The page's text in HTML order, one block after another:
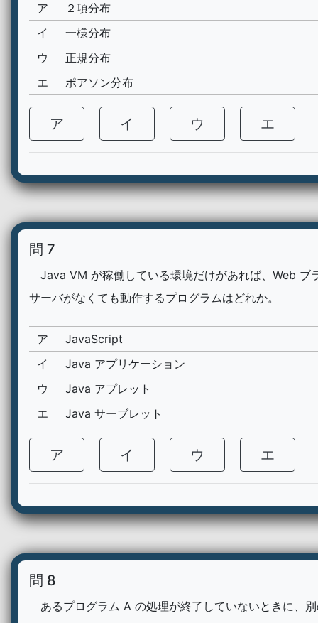
ア
２項分布
イ
一様分布
ウ
正規分布
エ
ポアソン分布
ア イ ウ エ
問 7
Java VM が稼働している環境だけがあれば、Web ブ
サーバがなくても動作するプログラムはどれか。
ア
JavaScript
イ
Java アプリケーション
ウ
Java アプレット
エ
Java サーブレット
ア イ ウ エ
問 8
あるプログラム A の処理が終了していないときに、